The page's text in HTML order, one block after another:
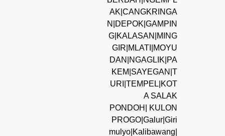
AK|CANGKRINGA
N|DEPOK|GAMPIN
G|KALASAN|MING
GIR|MLATI|MOYU
DAN|NGAGLIK|PA
KEM|SAYEGAN|T
URI|TEMPEL|KOT
A SALAK
PONDOH| KULON
PROGO|Galur|Giri
mulyo|Kalibawang|